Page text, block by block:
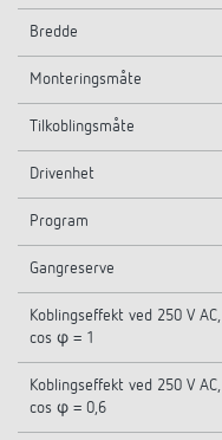
Bredde
Monteringsmåte
Tilkoblingsmåte
Drivenhet
Program
Gangreserve
Koblingseffekt ved 250 V AC,
cos φ = 1
Koblingseffekt ved 250 V AC,
cos φ = 0,6